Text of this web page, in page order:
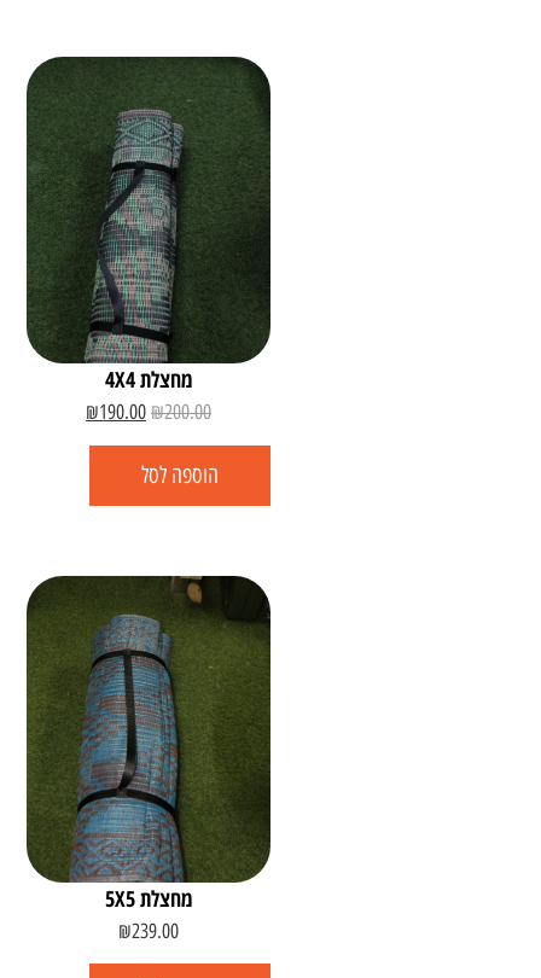
מחצלת 4X4
₪200.00
₪190.00
הוספה לסל
מחצלת 5X5
₪239.00